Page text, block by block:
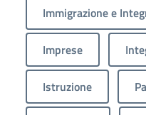
Immigrazione e
Imprese
Istruzione